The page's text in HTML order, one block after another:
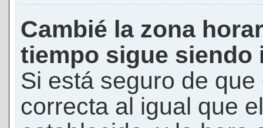
Cambié la zona
tiempo sigue siendo
Si está seguro de
correcta al igual que